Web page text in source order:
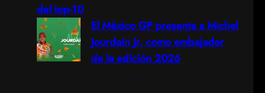
del top-10
El México GP presenta a Michel
Jourdain Jr. como embajador
de la edición 2026